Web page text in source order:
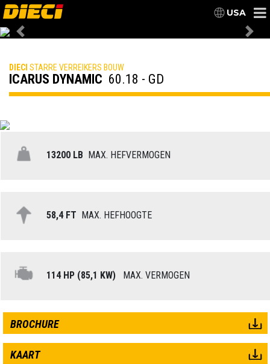
USA
Previous
DIECI STARRE VERREIKERS BOUW
ICARUS DYNAMIC 60.18 - GD
13200 LB MAX. HEFVERMOGEN
58,4 FT MAX. HEFHOOGTE
114 HP (85,1 KW) MAX. VERMOGEN
BROCHURE
KAART